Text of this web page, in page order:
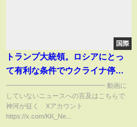
国際
トランプ大統領。ロシアにとっ
て有利な条件でウクライナ停戦
交渉へ。ロシアを勝利者とする
停戦はさらなる戦いへの道
━━━━━━━━━━━━━━━ 動画に
していないニュースへの言及はこちらで
神河が征く Xアカウント
https://x.com/KK_Ne...